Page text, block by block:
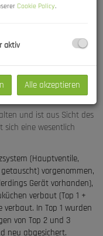
für Erstanleger oder zur
vermietet sind.
und ist aus Sicht des
sich eine wesentlich
(Hauptventile,
vorgenommen,
Gerät vorhanden),
verbaut (Top 1 +
verbaut. In Top 1 wurden
von Top 2 und 3
neu abgesichert.
Cookie Policy.
aktiv
Alle akzeptieren